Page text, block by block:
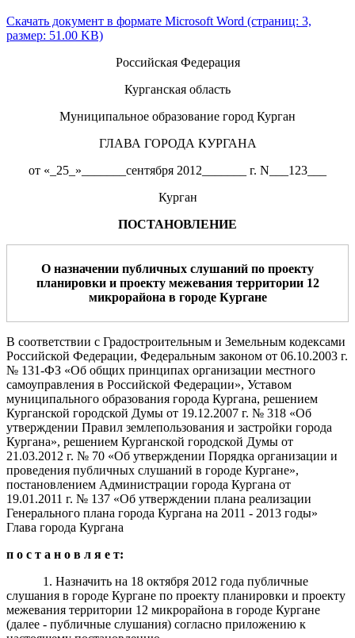
Скачать документ в формате Microsoft Word (страниц: 3,
размер: 51.00 KB)
Российская Федерация
Курганская область
Муниципальное образование город Курган
ГЛАВА ГОРОДА КУРГАНА
от «_25_»_______сентября 2012_______ г. N___123___
Курган
ПОСТАНОВЛЕНИЕ
О назначении публичных слушаний по проекту
планировки и проекту межевания территории 12
микрорайона в городе Кургане
В соответствии с Градостроительным и Земельным кодексами
Российской Федерации, Федеральным законом от 06.10.2003 г.
№ 131-ФЗ «Об общих принципах организации местного
самоуправления в Российской Федерации», Уставом
муниципального образования города Кургана, решением
Курганской городской Думы от 19.12.2007 г. № 318 «Об
утверждении Правил землепользования и застройки города
Кургана», решением Курганской городской Думы от
21.03.2012 г. № 70 «Об утверждении Порядка организации и
проведения публичных слушаний в городе Кургане»,
постановлением Администрации города Кургана от
19.01.2011 г. № 137 «Об утверждении плана реализации
Генерального плана города Кургана на 2011 - 2013 годы»
Глава города Кургана
п о с т а н о в л я е т:
1. Назначить на 18 октября 2012 года публичные
слушания в городе Кургане по проекту планировки и проекту
межевания территории 12 микрорайона в городе Кургане
(далее - публичные слушания) согласно приложению к